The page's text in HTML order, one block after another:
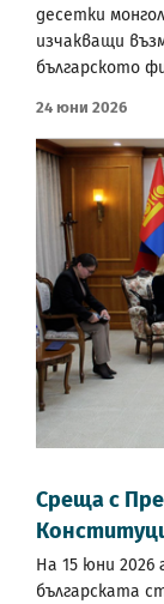
десетки
изчакващи
българското
24 Юни 2026
Среща с
На 15 юни 2026
българската